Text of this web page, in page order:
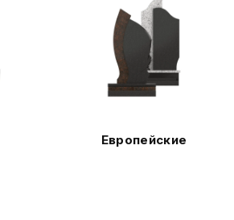
Европейские